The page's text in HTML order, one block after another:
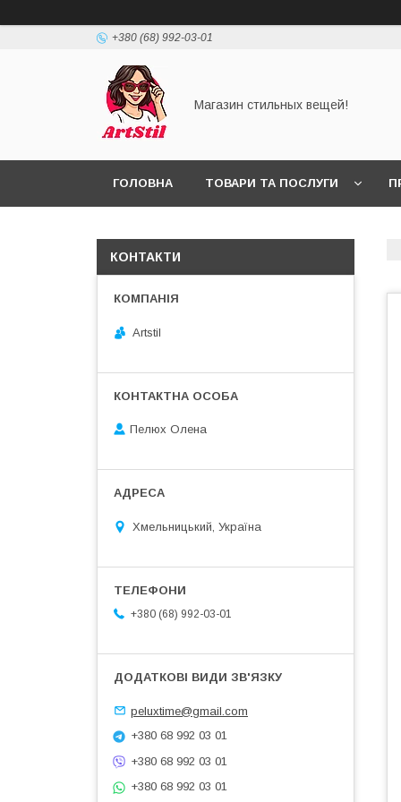
+380 (68) 992-03-01
Магазин стильных вещей!
ГОЛОВНА ТОВАРИ ТА ПОСЛУГИ
КОНТАКТИ
Artstil
Пелюх Олена
Хмельницький, Україна
+380 (68) 992-03-01
peluxtime@gmail.com
+380 68 992 03 01
+380 68 992 03 01
+380 68 992 03 01